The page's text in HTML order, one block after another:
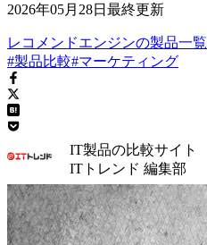
2026年05月28日 最終更新
レコメンドエンジンの製品一覧
#製品比較#マーケティング
IT製品の比較サイト
ITトレンド 編集部